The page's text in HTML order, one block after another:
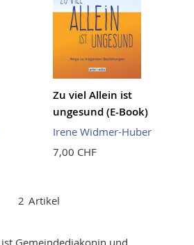
Zu viel Allein ist
ungesund (E-Book)
Irene Widmer-Huber
7,00 CHF
2 Artikel